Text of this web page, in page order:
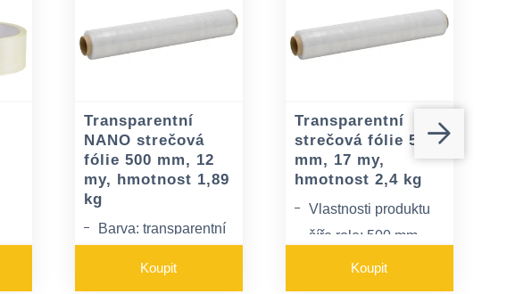
Transparentní
NANO strečová
fólie 500 mm, 12
my, hmotnost 1,89
kg
Barva: transparentní
Koupit
Transparentní
strečová fólie 500
mm, 17 my,
hmotnost 2,4 kg
Vlastnosti produktu
šíře role: 500 mm
váha: 2,24 kg
Koupit